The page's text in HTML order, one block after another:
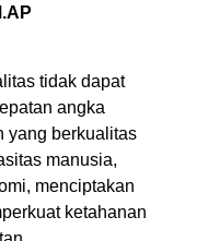
tidak dapat
angka
yang berkualitas
manusia,
menciptakan
ketahanan